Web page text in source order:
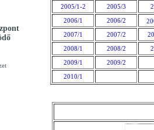
2005/1-2
2005/3
2006/1
2006/2
2007/1
2007/2
2008/1
2008/2
2009/1
2009/2
2010/1